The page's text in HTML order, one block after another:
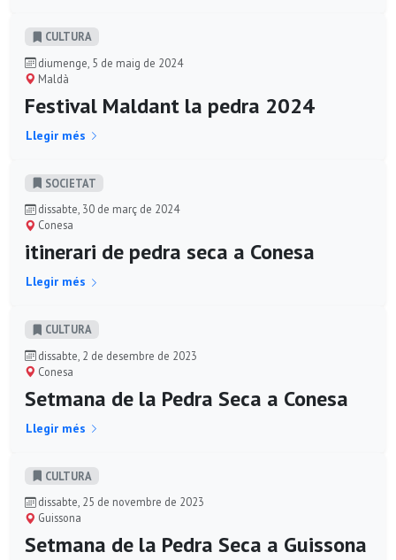
CULTURA
diumenge, 5 de maig de 2024
Maldà
Festival Maldant la pedra 2024
Llegir més
SOCIETAT
dissabte, 30 de març de 2024
Conesa
itinerari de pedra seca a Conesa
Llegir més
CULTURA
dissabte, 2 de desembre de 2023
Conesa
Setmana de la Pedra Seca a Conesa
Llegir més
CULTURA
dissabte, 25 de novembre de 2023
Guissona
Setmana de la Pedra Seca a Guissona